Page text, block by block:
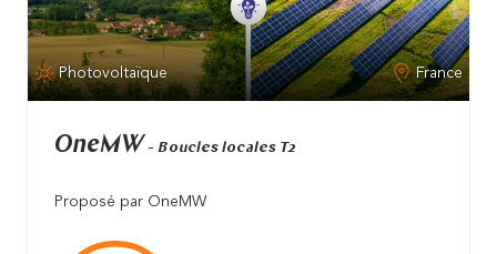
Photovoltaïque France
OneMW - Boucles locales T2
Proposé par OneMW